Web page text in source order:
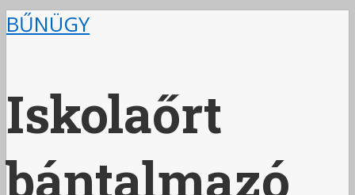
BŰNÜGY
Iskolaőrt
bántalmazó